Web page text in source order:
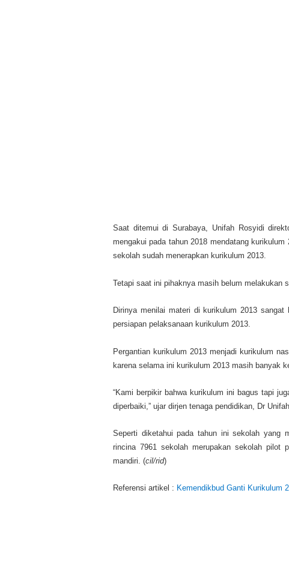
Saat ditemui di Surabaya, Unifah Rosyidi
mengakui pada tahun 2018 mendatang
sekolah sudah menerapkan kurikulum 2013.
Tetapi saat ini pihaknya masih belum melakukan
Dirinya menilai materi di kurikulum 2013
persiapan pelaksanaan kurikulum 2013.
Pergantian kurikulum 2013 menjadi kurikulum
karena selama ini kurikulum 2013 masih banyak
“Kami berpikir bahwa kurikulum ini bagus tapi
diperbaiki,” ujar dirjen tenaga pendidikan, Dr
Seperti diketahui pada tahun ini sekolah yang
rincina 7961 sekolah merupakan sekolah pilot
mandiri. (cil/rid)
Referensi artikel : Kemendikbud Ganti Kurikulum